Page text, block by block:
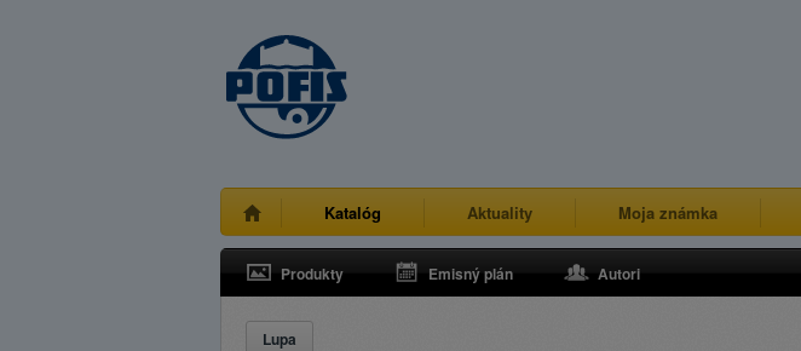
Katalóg Aktuality Moja známka
Produkty Emisný plán Autori
Lupa